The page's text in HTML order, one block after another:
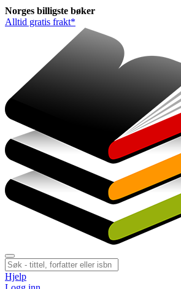
Norges billigste bøker
Alltid gratis frakt*
Hjelp